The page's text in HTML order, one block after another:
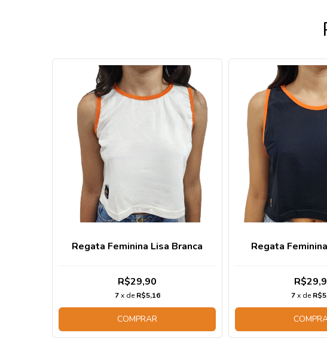
Regata Feminina Lisa Branca
R$29,90
7 x deR$5,16
COMPRAR
Regata
7 x de